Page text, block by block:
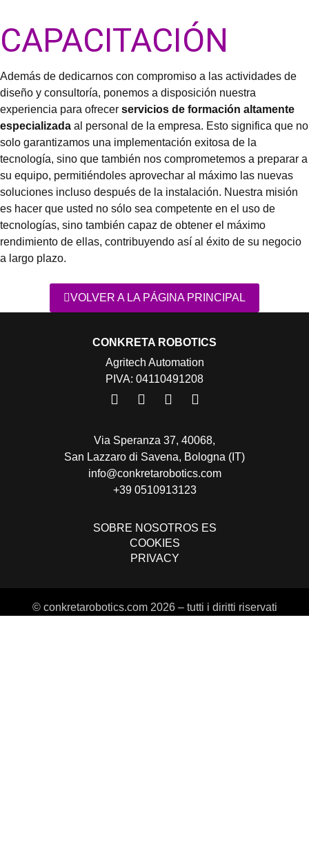
CAPACITACIÓN
Además de dedicarnos con compromiso a las actividades de
diseño y consultoría, ponemos a disposición nuestra
experiencia para ofrecer servicios de formación altamente
especializada al personal de la empresa. Esto significa que no
solo garantizamos una implementación exitosa de la
tecnología, sino que también nos comprometemos a preparar a
su equipo, permitiéndoles aprovechar al máximo las nuevas
soluciones incluso después de la instalación. Nuestra misión
es hacer que usted no sólo sea competente en el uso de
tecnologías, sino también capaz de obtener el máximo
rendimiento de ellas, contribuyendo así al éxito de su negocio
a largo plazo.
VOLVER A LA PÁGINA PRINCIPAL
CONKRETA ROBOTICS
Agritech Automation
PIVA: 04110491208
Via Speranza 37, 40068,
San Lazzaro di Savena, Bologna (IT)
info@conkretarobotics.com
+39 0510913123
SOBRE NOSOTROS ES
COOKIES
PRIVACY
© conkretarobotics.com 2026 – tutti i diritti riservati